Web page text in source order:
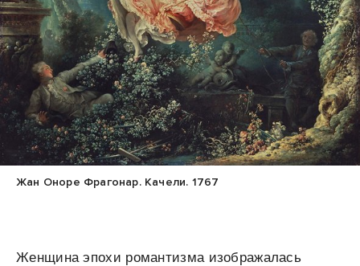
Жан Оноре Фрагонар. Качели. 1767
Женщина эпохи романтизма изображалась